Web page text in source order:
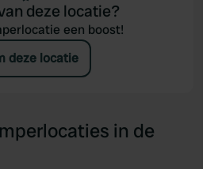
deze locatie?
een boost!
deze locatie
in de